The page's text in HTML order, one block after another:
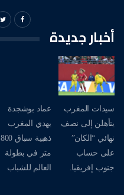
أخبار جديدة
سيدات المغرب
يتأهلن إلى نصف
نهائي “الكان”
على حساب
جنوب إفريقيا.
عماد بوشجدة
يهدي المغرب
ذهبية سباق 800
متر في بطولة
العالم للشباب